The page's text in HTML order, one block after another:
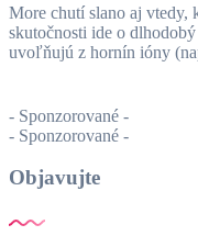
More chutí slano aj
skutočnosti ide o
uvoľňujú z hornín ióny
- Sponzorované -
- Sponzorované -
Objavujte